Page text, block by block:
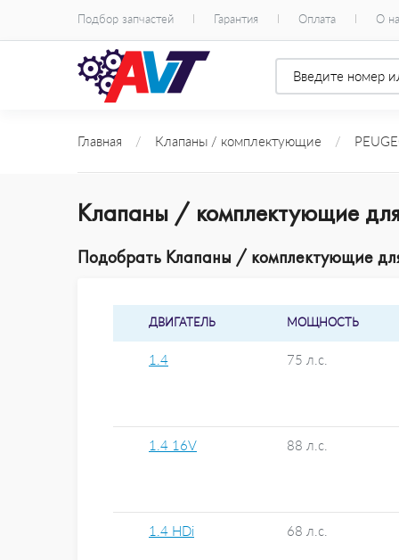
Подбор запчастей Гарантия Оплата О
Главная / Клапаны / комплектующие /
Клапаны / комплектующие
Подобрать Клапаны / комплектующие
ДВИГАТЕЛЬ МОЩНОСТЬ
1.4 75 л.с.
1.4 16V 88 л.с.
1.4 HDi 68 л.с.